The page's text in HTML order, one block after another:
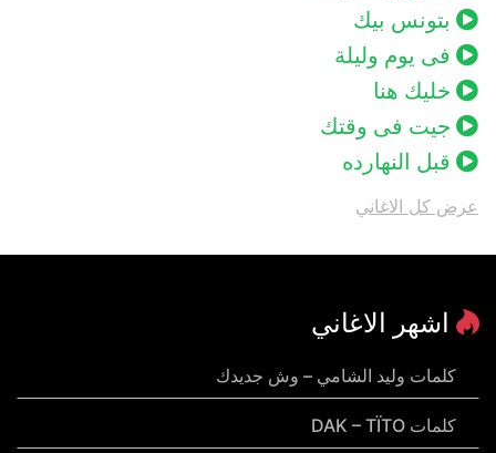
بتونس بيك
فى يوم وليلة
خليك هنا
جيت فى وقتك
قبل النهارده
عرض كل الاغاني
اشهر الاغاني
كلمات وليد الشامي – وش جديدك
كلمات DAK – TÏTO